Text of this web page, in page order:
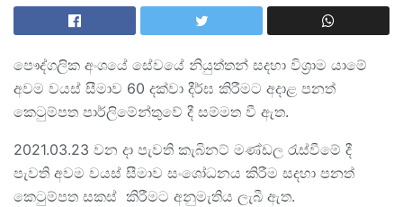
පෞද්ගලික අංශයේ සේවයේ නියුත්තන් සදහා විශ්‍රාම යාමේ
අවම වයස් සීමාව 60 දක්වා දීර්ඝ කිරීමට අදාළ පනත්
කෙටුම්පත පාර්ලිමේන්තුවේ දී සම්මත වී ඇත.
2021.03.23 වන දා පැවති කැබිනට් මණ්ඩල රැස්වීමේ දී
පැවති අවම වයස් සීමාව සංශෝධනය කිරීම සදහා පනත්
කෙටුම්පත සකස් කිරීමට අනුමැතිය ලැබී ඇත.